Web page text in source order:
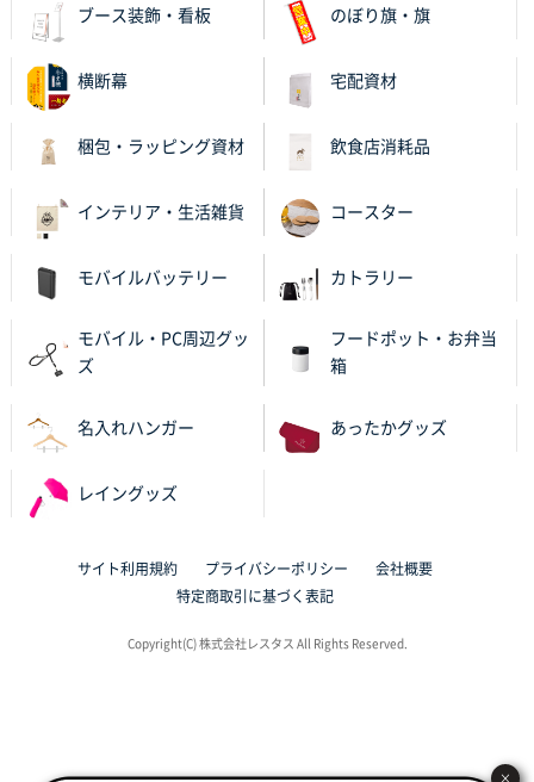
2025年11月05日 11:13
不織布スクエアトート(A4サイズ)
2025年10月28日 17:10
ワンポイントポリ袋 A4サイズ
1000枚
サイトが見やすい
ワンポイントポリ袋 A4サイズ
サイト構成が解りやすかったから
ブックメモ付箋
200枚
2025年10月16日 10:30
ブース装飾・看板 のぼり旗・旗
横断幕 宅配資材
梱包・ラッピング資材 飲食店消耗品
インテリア・生活雑貨 コースター
モバイルバッテリー カトラリー
モバイル・PC周辺グッ
ズ
フードポット・お弁当
箱
名入れハンガー あったかグッズ
レイングッズ
サイト利用規約 プライバシーポリシー
会社概要
特定商取引に基づく表記
Copyright(C) 株式会社レスタス All Rights Reserved.
×